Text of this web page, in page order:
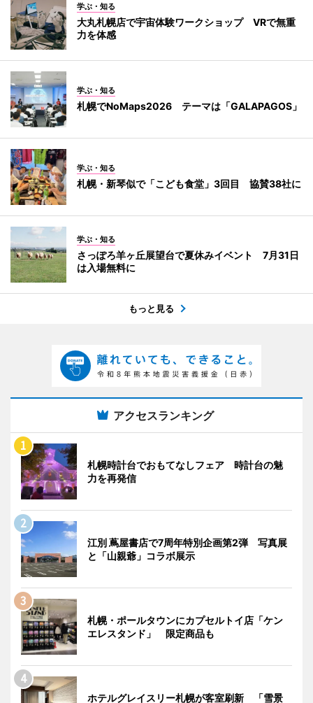
学ぶ・知る
大丸札幌店で宇宙体験ワークショップ VRで無重
力を体感
学ぶ・知る
札幌でNoMaps2026 テーマは「GALAPAGOS」
学ぶ・知る
札幌・新琴似で「こども食堂」3回目 協賛38社に
学ぶ・知る
さっぽろ羊ヶ丘展望台で夏休みイベント 7月31日
は入場無料に
もっと見る
アクセスランキング
札幌時計台でおもてなしフェア 時計台の魅
力を再発信
江別 蔦屋書店で7周年特別企画第2弾 写真展
と「山親爺」コラボ展示
札幌・ポールタウンにカプセルトイ店「ケン
エレスタンド」 限定商品も
ホテルグレイスリー札幌が客室刷新 「雪景